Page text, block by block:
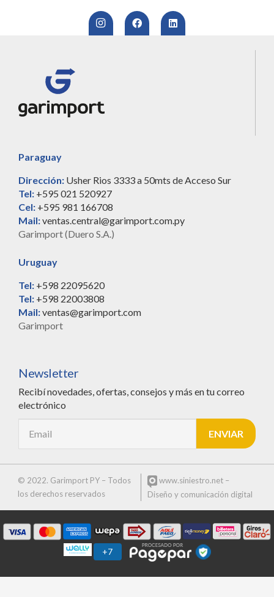
Paraguay
Dirección: Usher Rios 3333 a 50mts de Acceso Sur
Tel: +595 021 520927
Cel: +595 981 166708
Mail:ventas.central@garimport.com.py
Garimport (Duero S.A.)
Uruguay
Tel: +598 22095620
Tel: +598 22003808
Mail:ventas@garimport.com
Garimport
Newsletter
Recibí novedades, ofertas, consejos y más en tu correo
electrónico
© 2022. Garimport PY – Todos
los derechos reservados
www.siniestro.net –
Diseño y comunicación digital